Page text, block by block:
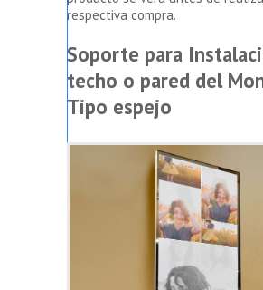
respectiva compra.
Soporte para
techo o pared del
Tipo espejo